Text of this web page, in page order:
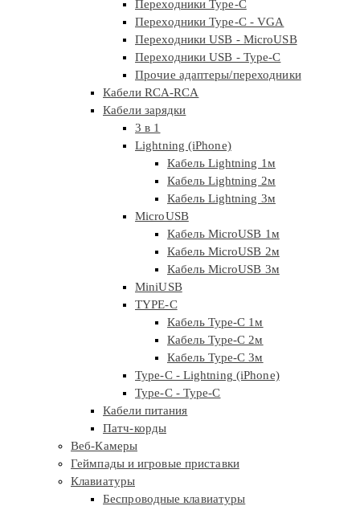
Переходники Type-C
Переходники Type-C - VGA
Переходники USB - MicroUSB
Переходники USB - Type-C
Прочие адаптеры/переходники
Кабели RCA-RCA
Кабели зарядки
3 в 1
Lightning (iPhone)
Кабель Lightning 1м
Кабель Lightning 2м
Кабель Lightning 3м
MicroUSB
Кабель MicroUSB 1м
Кабель MicroUSB 2м
Кабель MicroUSB 3м
MiniUSB
TYPE-C
Кабель Type-C 1м
Кабель Type-C 2м
Кабель Type-C 3м
Type-C - Lightning (iPhone)
Type-C - Type-C
Кабели питания
Патч-корды
Веб-Камеры
Геймпады и игровые приставки
Клавиатуры
Беспроводные клавиатуры